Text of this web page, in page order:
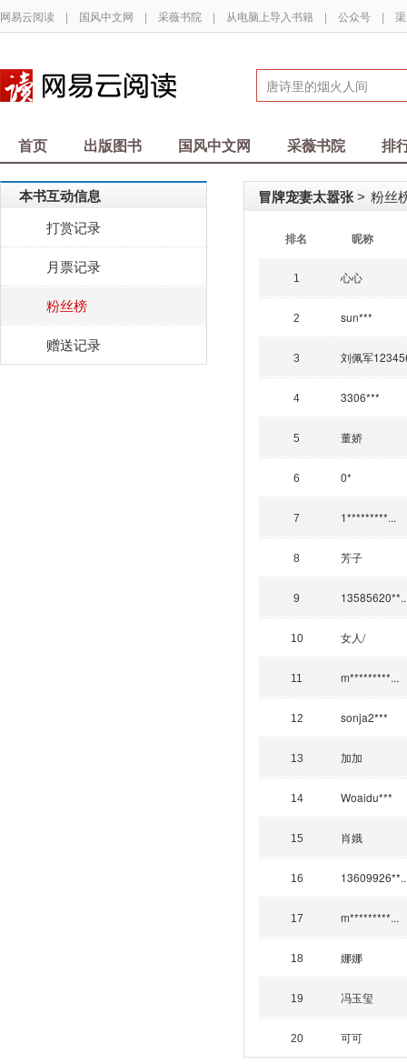
网易云阅读 | 国风中文网 | 采薇书院 | 从电脑上导入书籍 | 公众号 |
首页 出版图书 国风中文网 采薇书院 排
本书互动信息
打赏记录
月票记录
粉丝榜
赠送记录
冒牌宠妻太嚣张 > 粉丝
排名 昵称
1 心心
2 sun***
3 刘佩军
4 3306***
5 董娇
6 0*
7 1*********...
8 芳子
9
10 女人/
11 m*********...
12 sonja2***
13 加加
14 Woaidu***
15 肖娥
16
17 m*********...
18 娜娜
19 冯玉玺
20 可可